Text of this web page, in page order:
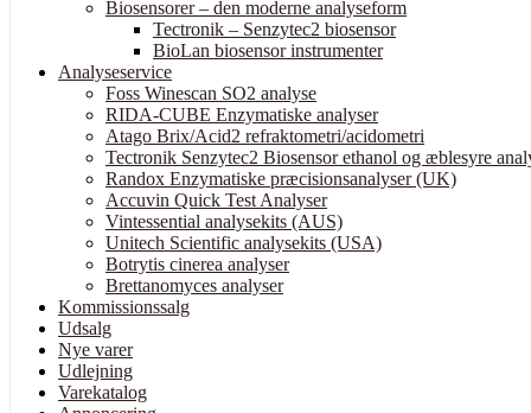
Biosensorer – den moderne analyseform
Tectronik – Senzytec2 biosensor
BioLan biosensor instrumenter
Analyseservice
Foss Winescan SO2 analyse
RIDA-CUBE Enzymatiske analyser
Atago Brix/Acid2 refraktometri/acidometri
Tectronik Senzytec2 Biosensor ethanol og æblesyre
Randox Enzymatiske præcisionsanalyser (UK)
Accuvin Quick Test Analyser
Vintessential analysekits (AUS)
Unitech Scientific analysekits (USA)
Botrytis cinerea analyser
Brettanomyces analyser
Kommissionssalg
Udsalg
Nye varer
Udlejning
Varekatalog